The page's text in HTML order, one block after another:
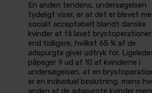
En anden tendens, undersøgelsen
tydeligt viser, er at det er blevet
socialt acceptabelt blandt danske
kvinder at få lavet brystoperationer
end tidligere, hvilket 65 % af de
adspurgte giver udtryk for.
påpeger 9 ud af 10 af kvinderne i
undersøgelsen, at en
er en individuel beslutning, mens
anden af de adspurgte kvinder